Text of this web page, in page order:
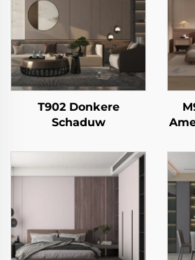
T902 Donkere
Schaduw